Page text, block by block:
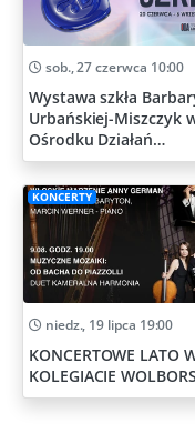
sob., 27 czerwca 10:00
Wystawa szkła
Urbańskiej-Miszczyk
Ośrodku Działań
Artystycznych
KONCERTY
niedz., 19 lipca 19:00
KONCERTOWE LATO
KOLEGIACIE